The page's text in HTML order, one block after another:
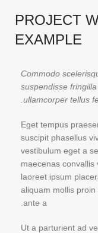
PROJECT
EXAMPLE
Commodo
suspendisse
ullamcorper tellus
Eget tempus
suscipit phasellus
vestibulum eget a
maecenas
laoreet ipsum
aliquam mollis
ante a.
Ut a parturient ad